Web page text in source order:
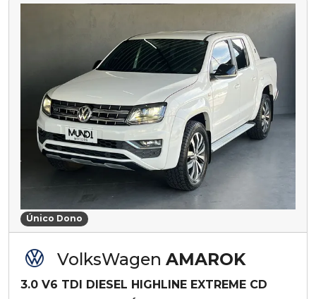
Único Dono
VolksWagen AMAROK
3.0 V6 TDI DIESEL HIGHLINE EXTREME CD